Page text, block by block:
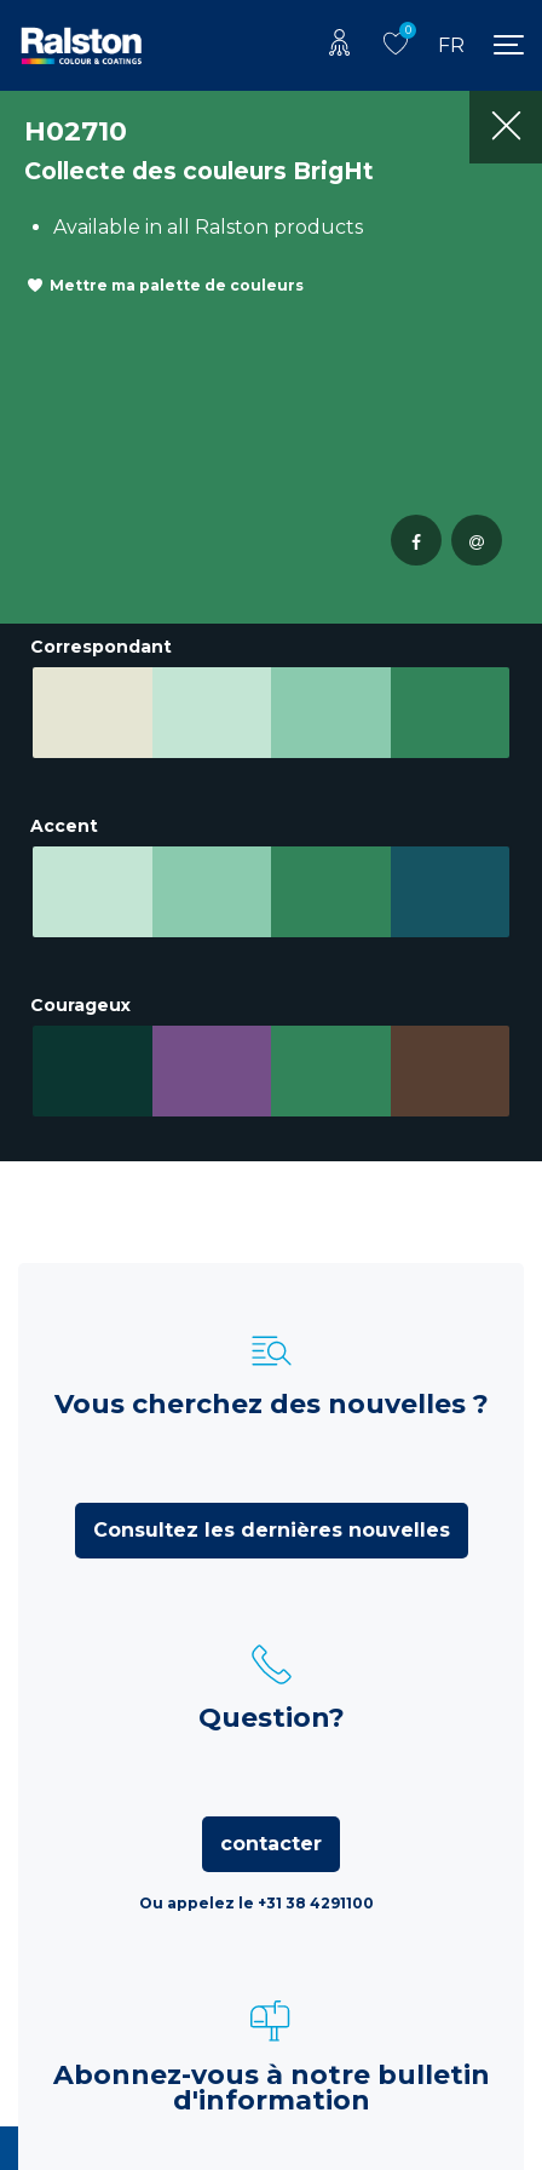
0
FR
H02710
Collecte des couleurs BrigHt
Available in all Ralston products
Mettre ma palette de couleurs
Correspondant
Accent
Courageux
Vous cherchez des nouvelles ?
Consultez les dernières nouvelles
Question?
contacter
Ou appelez le +31 38 4291100
Abonnez-vous à notre bulletin
d'information